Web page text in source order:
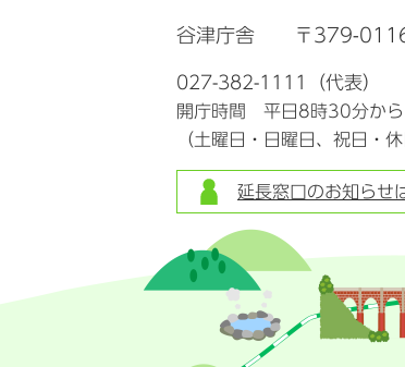
谷津庁舎 〒379-
027-382-1111（代表）
開庁時間 平日8時30分か
（土曜日・日曜日、祝日・
延長窓口のお知らせ